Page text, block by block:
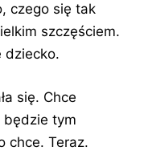
czego się tak
szczęściem.
dziecko.
się. Chce
tym
chce. Teraz.